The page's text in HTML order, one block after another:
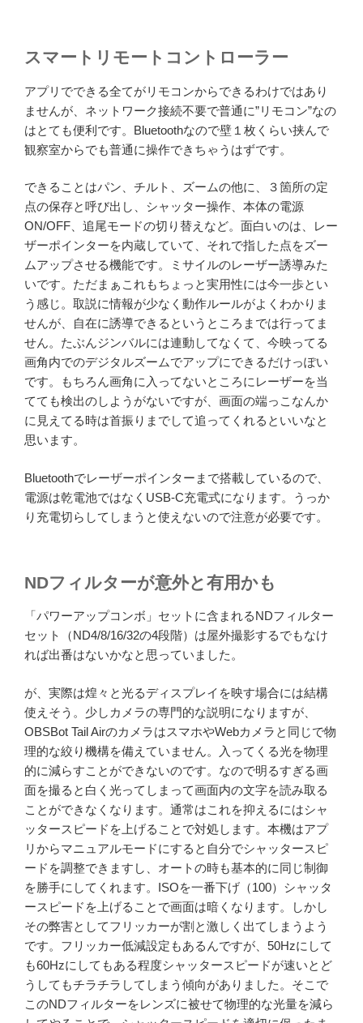
スマートリモートコントローラー
アプリでできる全てがリモコンからできるわけではあり
ませんが、ネットワーク接続不要で普通に”リモコン”なの
はとても便利です。Bluetoothなので壁１枚くらい挟んで
観察室からでも普通に操作できちゃうはずです。
できることはパン、チルト、ズームの他に、３箇所の定
点の保存と呼び出し、シャッター操作、本体の電源
ON/OFF、追尾モードの切り替えなど。面白いのは、レー
ザーポインターを内蔵していて、それで指した点をズー
ムアップさせる機能です。ミサイルのレーザー誘導みた
いです。ただまぁこれもちょっと実用性には今一歩とい
う感じ。取説に情報が少なく動作ルールがよくわかりま
せんが、自在に誘導できるというところまでは行ってま
せん。たぶんジンバルには連動してなくて、今映ってる
画角内でのデジタルズームでアップにできるだけっぽい
です。もちろん画角に入ってないところにレーザーを当
てても検出のしようがないですが、画面の端っこなんか
に見えてる時は首振りまでして追ってくれるといいなと
思います。
Bluetoothでレーザーポインターまで搭載しているので、
電源は乾電池ではなくUSB-C充電式になります。うっか
り充電切らしてしまうと使えないので注意が必要です。
NDフィルターが意外と有用かも
「パワーアップコンボ」セットに含まれるNDフィルター
セット（ND4/8/16/32の4段階）は屋外撮影するでもなけ
れば出番はないかなと思っていました。
が、実際は煌々と光るディスプレイを映す場合には結構
使えそう。少しカメラの専門的な説明になりますが、
OBSBot Tail AirのカメラはスマホやWebカメラと同じで物
理的な絞り機構を備えていません。入ってくる光を物理
的に減らすことができないのです。なので明るすぎる画
面を撮ると白く光ってしまって画面内の文字を読み取る
ことができなくなります。通常はこれを抑えるにはシャ
ッタースピードを上げることで対処します。本機はアプ
リからマニュアルモードにすると自分でシャッタースピ
ードを調整できますし、オートの時も基本的に同じ制御
を勝手にしてくれます。ISOを一番下げ（100）シャッタ
ースピードを上げることで画面は暗くなります。しかし
その弊害としてフリッカーが割と激しく出てしまうよう
です。フリッカー低減設定もあるんですが、50Hzにして
も60Hzにしてもある程度シャッタースピードが速いとど
うしてもチラチラしてしまう傾向がありました。そこで
このNDフィルターをレンズに被せて物理的な光量を減ら